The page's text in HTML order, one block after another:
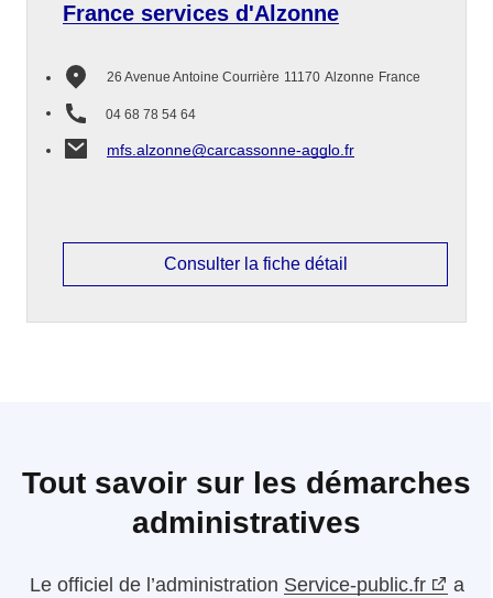
France services d'Alzonne
26 Avenue Antoine Courrière 11170 Alzonne France
04 68 78 54 64
mfs.alzonne@carcassonne-agglo.fr
Consulter la fiche détail
Tout savoir sur les démarches
administratives
Le officiel de l’administration Service-public.fr a